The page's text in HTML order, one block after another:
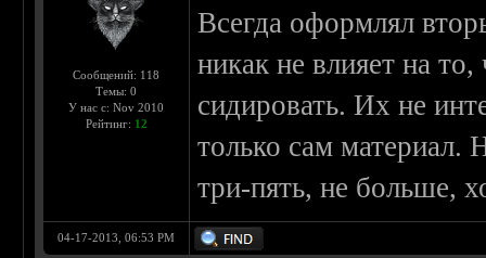
Сообщений: 118
Темы: 0
У нас с: Nov 2010
Рейтинг: 12
Всегда оформлял
никак не влияет на
сидировать. Их не
только сам материал.
три-пять, не больше,
04-17-2013, 06:53 PM